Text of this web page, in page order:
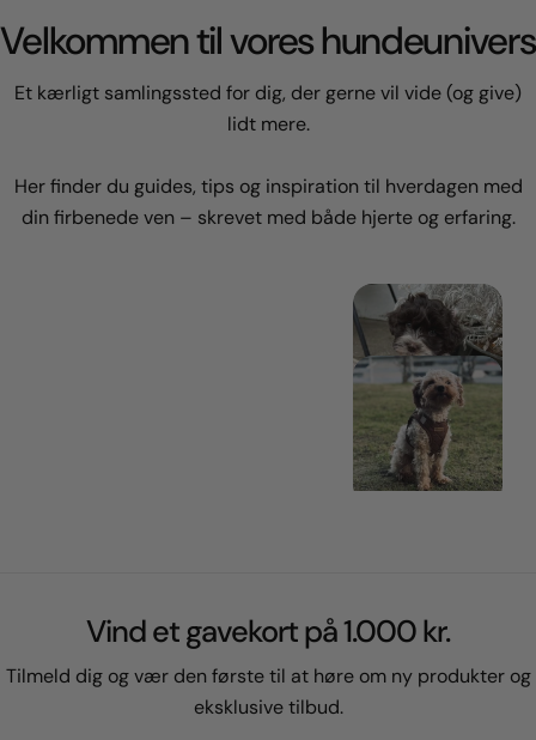
Velkommen til vores hundeunivers
Et kærligt samlingssted for dig, der gerne vil vide (og give)
lidt mere.
Her finder du guides, tips og inspiration til hverdagen med
din firbenede ven – skrevet med både hjerte og erfaring.
Vind et gavekort på 1.000 kr.
Tilmeld dig og vær den første til at høre om ny produkter og
eksklusive tilbud.